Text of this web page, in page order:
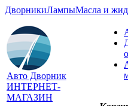
ДворникиЛампыМасла и
Авто Дворник
ИНТЕРНЕТ-
МАГАЗИН